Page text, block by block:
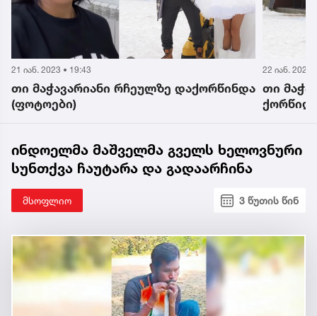
22 იან. 2023 • 14:24
თი მაჭავარიანი გამომწერებს
ქორწილის ვიდეოს უზიარებს
14 იან. 2023
თი
ინდოელმა მაშველმა გველს ხელოვნური
სუნთქვა ჩაუტარა და გადაარჩინა
მსოფლიო 3 წუთის წინ